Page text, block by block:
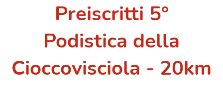
Preiscritti 5°
Podistica della
Cioccovisciola - 20km